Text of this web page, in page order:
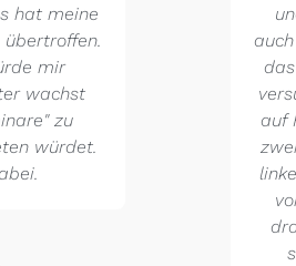
hat meine
mir
wachst
zu
würdet.
auf